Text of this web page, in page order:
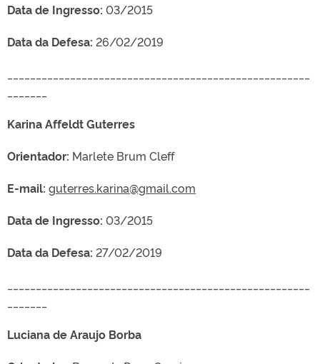
Data de Ingresso: 03/2015
Data da Defesa: 26/02/2019
Karina Affeldt Guterres
Orientador: Marlete Brum Cleff
E-mail: guterres.karina@gmail.com
Data de Ingresso: 03/2015
Data da Defesa: 27/02/2019
Luciana de Araujo Borba